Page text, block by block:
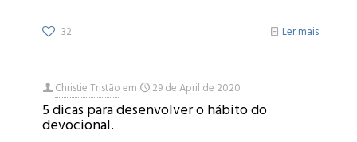
32 Ler mais
Christie Tristãoem 29 de April de 2020
5 dicas para desenvolver o hábito do
devocional.